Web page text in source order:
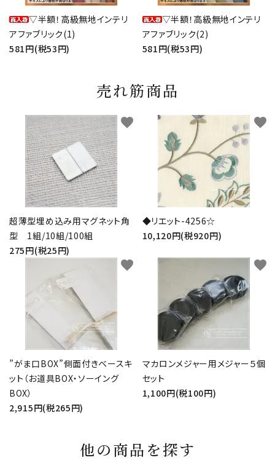
▽半額！高級無地インテリ
アファブリック(1)
581円(税53円)
▽半額！高級無地インテリ
アファブリック(2)
581円(税53円)
売れ筋商品
超薄型埋め込み用マグネット角
型 1組/10組/100組
275円(税25円)
favorite
◆リエット-4256☆
10,120円(税920円)
favorite
”がま口BOX”側面付きベースキ
ット（お道具BOX・ソーイング
BOX）
2,915円(税265円)
favorite
マカロンメジャー用メジャー５個
セット
1,100円(税100円)
favorite
他の商品を探す